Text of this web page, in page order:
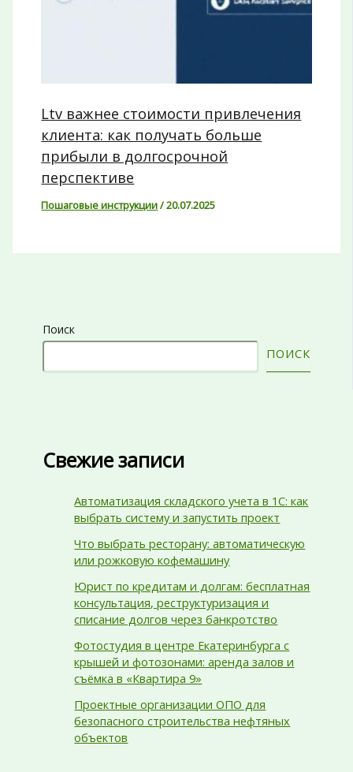
Ltv важнее стоимости привлечения
клиента: как получать больше
прибыли в долгосрочной
перспективе
Пошаговые инструкции/20.07.2025
Поиск
ПОИСК
Свежие записи
Автоматизация складского учета в 1С: как
выбрать систему и запустить проект
Что выбрать ресторану: автоматическую
или рожковую кофемашину
Юрист по кредитам и долгам: бесплатная
консультация, реструктуризация и
списание долгов через банкротство
Фотостудия в центре Екатеринбурга с
крышей и фотозонами: аренда залов и
съёмка в «Квартира 9»
Проектные организации ОПО для
безопасного строительства нефтяных
объектов